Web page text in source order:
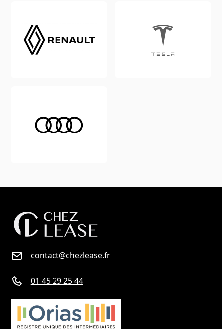
contact@chezlease.fr
01 45 29 25 44